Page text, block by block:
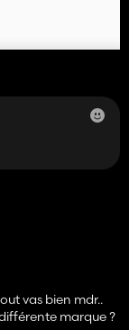
vas bien mdr..
marque ?